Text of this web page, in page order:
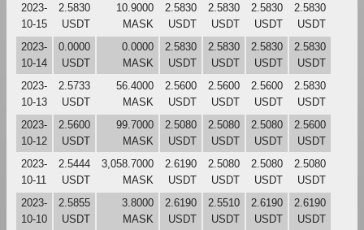
2023-
10-15
2.5830
USDT
10.9000
MASK
2.5830
USDT
2.5830
USDT
2.5830
USDT
2.5830
USDT
2023-
10-14
0.0000
USDT
0.0000
MASK
2.5830
USDT
2.5830
USDT
2.5830
USDT
2.5830
USDT
2023-
10-13
2.5733
USDT
56.4000
MASK
2.5600
USDT
2.5600
USDT
2.5600
USDT
2.5830
USDT
2023-
10-12
2.5600
USDT
99.7000
MASK
2.5080
USDT
2.5080
USDT
2.5080
USDT
2.5600
USDT
2023-
10-11
2.5444
USDT
3,058.7000
MASK
2.6190
USDT
2.5080
USDT
2.5080
USDT
2.5080
USDT
2023-
10-10
2.5855
USDT
3.8000
MASK
2.6190
USDT
2.5510
USDT
2.6190
USDT
2.6190
USDT